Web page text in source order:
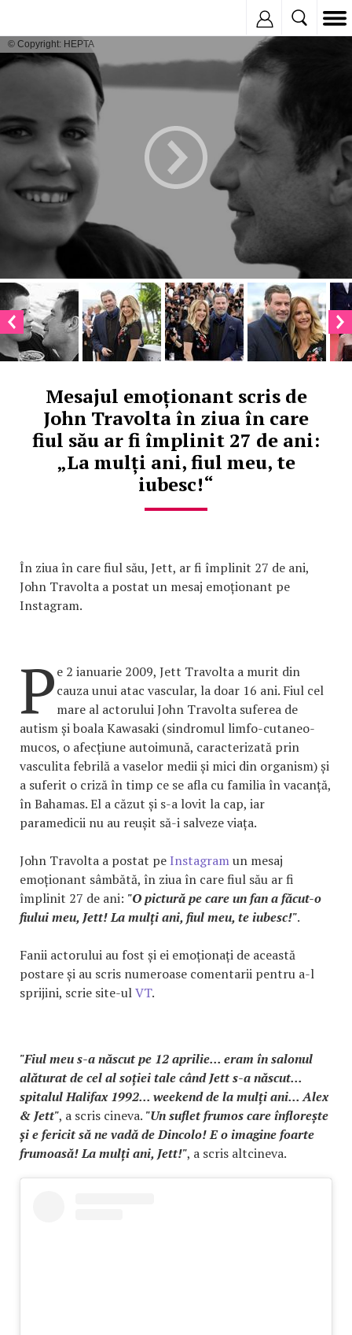
© Copyright: HEPTA
Mesajul emoționant scris de
John Travolta în ziua în care
fiul său ar fi împlinit 27 de ani:
„La mulți ani, fiul meu, te
iubesc!“
În ziua în care fiul său, Jett, ar fi împlinit 27 de ani,
John Travolta a postat un mesaj emoționant pe
Instagram.
Pe 2 ianuarie 2009, Jett Travolta a murit din
cauza unui atac vascular, la doar 16 ani. Fiul cel
mare al actorului John Travolta suferea de
autism și boala Kawasaki (sindromul limfo-cutaneo-
mucos, o afecțiune autoimună, caracterizată prin
vasculita febrilă a vaselor medii și mici din organism) și
a suferit o criză în timp ce se afla cu familia în vacanță,
în Bahamas. El a căzut și s-a lovit la cap, iar
paramedicii nu au reușit să-i salveze viața.
John Travolta a postat pe Instagramun mesaj
emoționant sâmbătă, în ziua în care fiul său ar fi
împlinit 27 de ani: "O pictură pe care un fan a făcut-o
fiului meu, Jett! La mulți ani, fiul meu, te iubesc!".
Fanii actorului au fost și ei emoționați de această
postare și au scris numeroase comentarii pentru a-l
sprijini, scrie site-ulVT.
"Fiul meu s-a născut pe 12 aprilie... eram în salonul
alăturat de cel al soției tale când Jett s-a născut...
spitalul Halifax 1992... weekend de la mulți ani... Alex
& Jett", a scris cineva. "Un suflet frumos care înflorește
și e fericit să ne vadă de Dincolo! E o imagine foarte
frumoasă! La mulți ani, Jett!", a scris altcineva.